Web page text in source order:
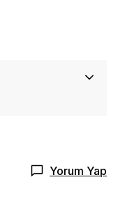
Yorum Yap